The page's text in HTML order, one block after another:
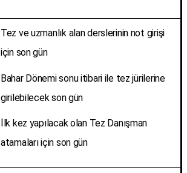
Tez ve uzmanlık alan derslerinin not girişi
için son gün
Bahar Dönemi sonu itibari ile tez jürilerine
girilebilecek son gün
İlk kez yapılacak olan Tez Danışman
atamaları için son gün